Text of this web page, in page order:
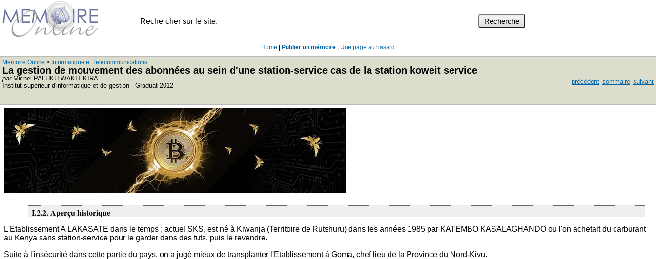
Rechercher sur le site:
Home Publier un mémoire Une page au hasard
Memoire Online > Informatique et Télécommunications
La gestion de mouvement des abonnées au sein d'une station-service cas de la station koweit service
parMichel PALUKU WAKITIKIRA
Institut supérieur d'informatique et de gestion - Graduat 2012
précédent sommaire suivant
I.2.2. Aperçu historique
L'Etablissement A LAKASATE dans le temps ; actuel SKS, est né à Kiwanja (Territoire de Rutshuru) dans les années 1985 par KATEMBO KASALAGHANDO ou l'on achetait du carburant
au Kenya sans station-service pour le garder dans des futs, puis le revendre.
Suite à l'insécurité dans cette partie du pays, on a jugé mieux de transplanter l'Etablissement à Goma, chef lieu de la Province du Nord-Kivu.